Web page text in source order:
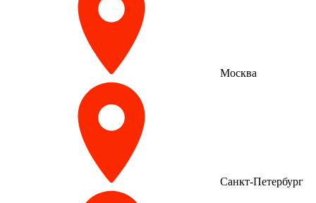
Москва
Санкт-Петербург